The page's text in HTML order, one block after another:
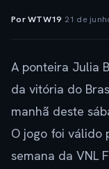
Por WTW19· 21 de
A ponteira Julia
da vitória do
manhã deste
O jogo foi válido
semana da VNL